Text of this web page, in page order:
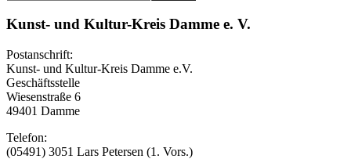
Kunst- und Kultur-Kreis Damme e. V.
Postanschrift:
Kunst- und Kultur-Kreis Damme e.V.
Geschäftsstelle
Wiesenstraße 6
49401 Damme
Telefon:
(05491) 3051 Lars Petersen (1. Vors.)